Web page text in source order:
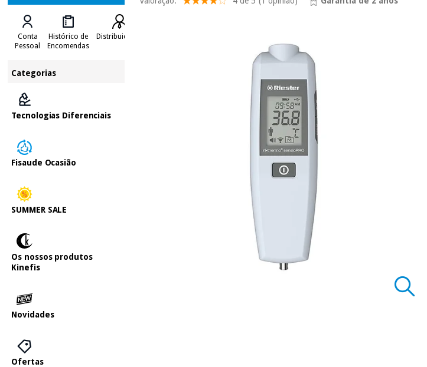
Conta
Pessoal
Histórico de
Encomendas
Distribuidores
Categorias
Tecnologias Diferenciais
Fisaude Ocasião
SUMMER SALE
Os nossos produtos
Kinefis
Novidades
Ofertas